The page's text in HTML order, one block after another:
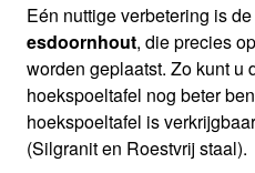
Eén nuttige verbetering is
esdoornhout, die precies
worden geplaatst. Zo kunt u
hoekspoeltafel nog beter
hoekspoeltafel is
(Silgranit en Roestvrij staal).